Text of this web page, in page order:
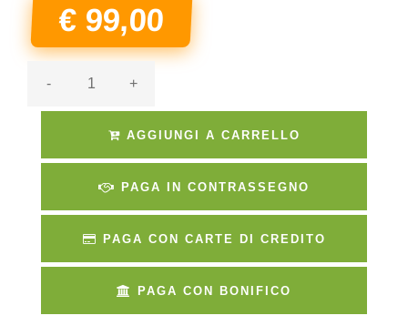
€ 99,00
- +
AGGIUNGI A CARRELLO
PAGA IN CONTRASSEGNO
PAGA CON CARTE DI CREDITO
PAGA CON BONIFICO